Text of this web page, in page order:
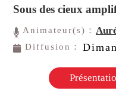
Sous des cieux
Animateur(s)：
Diffusion：